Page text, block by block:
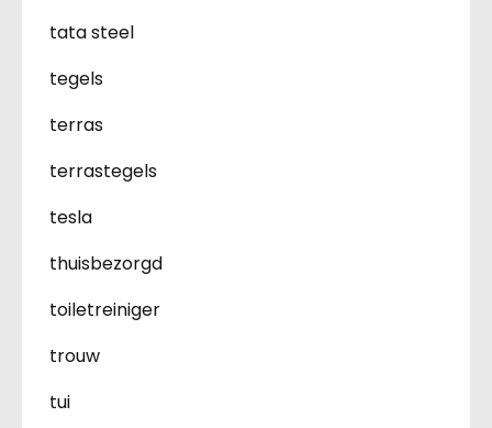
tata steel
tegels
terras
terrastegels
tesla
thuisbezorgd
toiletreiniger
trouw
tui